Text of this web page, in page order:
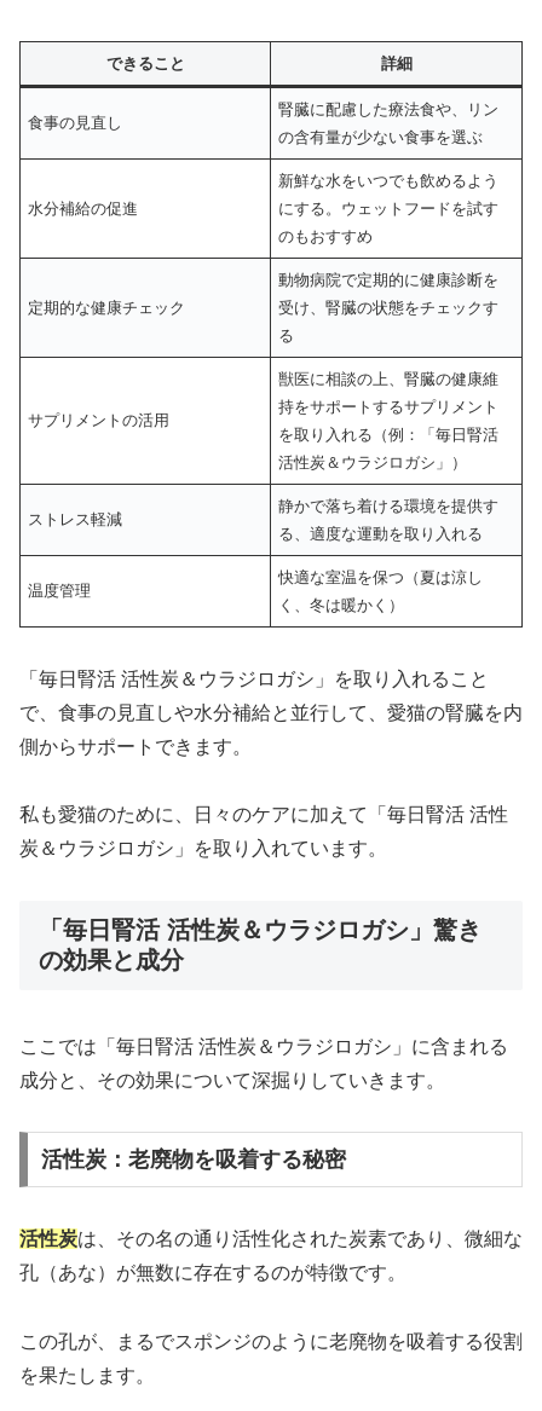
できること 詳細
食事の見直し
腎臓に配慮した療法食や、リン
の含有量が少ない食事を選ぶ
水分補給の促進
新鮮な水をいつでも飲めるよう
にする。ウェットフードを試す
のもおすすめ
定期的な健康チェック
動物病院で定期的に健康診断を
受け、腎臓の状態をチェックす
る
サプリメントの活用
獣医に相談の上、腎臓の健康維
持をサポートするサプリメント
を取り入れる（例：「毎日腎活
活性炭＆ウラジロガシ」）
ストレス軽減
静かで落ち着ける環境を提供す
る、適度な運動を取り入れる
温度管理
快適な室温を保つ（夏は涼し
く、冬は暖かく）
「毎日腎活 活性炭＆ウラジロガシ」を取り入れること
で、食事の見直しや水分補給と並行して、愛猫の腎臓を内
側からサポートできます。
私も愛猫のために、日々のケアに加えて「毎日腎活 活性
炭＆ウラジロガシ」を取り入れています。
「毎日腎活 活性炭＆ウラジロガシ」驚き
の効果と成分
ここでは「毎日腎活 活性炭＆ウラジロガシ」に含まれる
成分と、その効果について深掘りしていきます。
活性炭：老廃物を吸着する秘密
活性炭は、その名の通り活性化された炭素であり、微細な
孔（あな）が無数に存在するのが特徴です。
この孔が、まるでスポンジのように老廃物を吸着する役割
を果たします。